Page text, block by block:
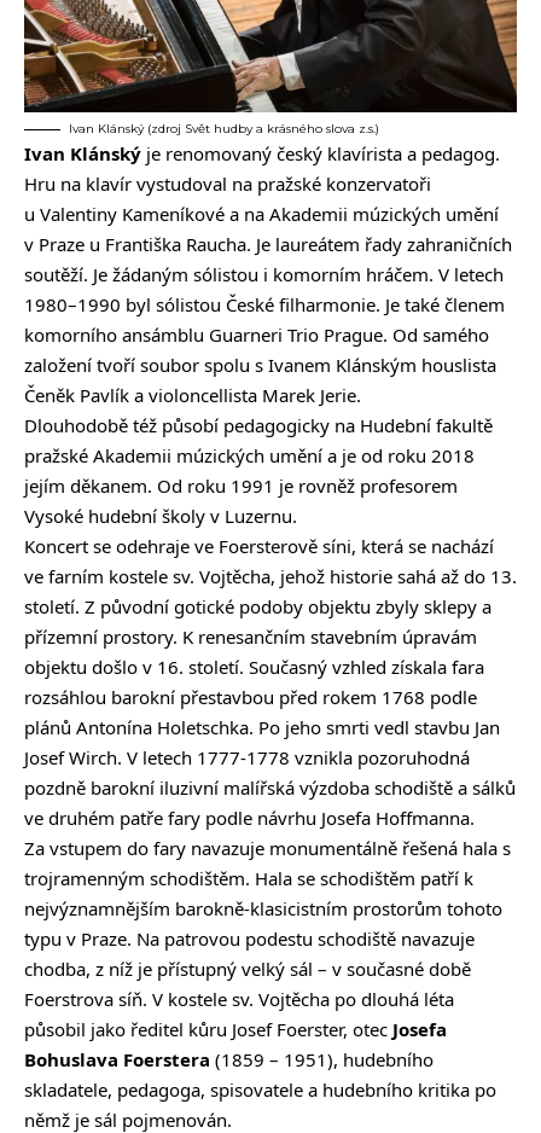
Ivan Klánský (zdroj Svět hudby a krásného slova z.s.)
Ivan Klánský je renomovaný český klavírista a pedagog.
Hru na klavír vystudoval na pražské konzervatoři
u Valentiny Kameníkové a na Akademii múzických umění
v Praze u Františka Raucha. Je laureátem řady zahraničních
soutěží. Je žádaným sólistou i komorním hráčem. V letech
1980–1990 byl sólistou České filharmonie. Je také členem
komorního ansámblu Guarneri Trio Prague. Od samého
založení tvoří soubor spolu s Ivanem Klánským houslista
Čeněk Pavlík a violoncellista Marek Jerie.
Dlouhodobě též působí pedagogicky na Hudební fakultě
pražské Akademii múzických umění a je od roku 2018
jejím děkanem. Od roku 1991 je rovněž profesorem
Vysoké hudební školy v Luzernu.
Koncert se odehraje ve Foersterově síni, která se nachází
ve farním kostele sv. Vojtěcha, jehož historie sahá až do 13.
století. Z původní gotické podoby objektu zbyly sklepy a
přízemní prostory. K renesančním stavebním úpravám
objektu došlo v 16. století. Současný vzhled získala fara
rozsáhlou barokní přestavbou před rokem 1768 podle
plánů Antonína Holetschka. Po jeho smrti vedl stavbu Jan
Josef Wirch. V letech 1777-1778 vznikla pozoruhodná
pozdně barokní iluzivní malířská výzdoba schodiště a sálků
ve druhém patře fary podle návrhu Josefa Hoffmanna.
Za vstupem do fary navazuje monumentálně řešená hala s
trojramenným schodištěm. Hala se schodištěm patří k
nejvýznamnějším barokně-klasicistním prostorům tohoto
typu v Praze. Na patrovou podestu schodiště navazuje
chodba, z níž je přístupný velký sál – v současné době
Foerstrova síň. V kostele sv. Vojtěcha po dlouhá léta
působil jako ředitel kůru Josef Foerster, otec Josefa
Bohuslava Foerstera (1859 – 1951), hudebního
skladatele, pedagoga, spisovatele a hudebního kritika po
němž je sál pojmenován.